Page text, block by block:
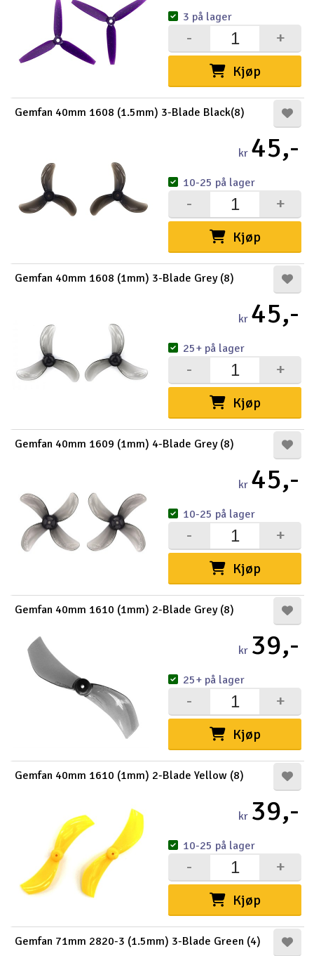
Kjøp
+
-
3 på lager
Gemfan 40mm 1608 (1.5mm) 3-Blade Black(8)
kr 45,-
Kjøp
+
-
10-25 på lager
Gemfan 40mm 1608 (1mm) 3-Blade Grey (8)
kr 45,-
Kjøp
+
-
25+ på lager
Gemfan 40mm 1609 (1mm) 4-Blade Grey (8)
kr 45,-
Kjøp
+
-
10-25 på lager
Gemfan 40mm 1610 (1mm) 2-Blade Grey (8)
kr 39,-
Kjøp
+
-
25+ på lager
Gemfan 40mm 1610 (1mm) 2-Blade Yellow (8)
kr 39,-
Kjøp
+
-
10-25 på lager
Gemfan 71mm 2820-3 (1.5mm) 3-Blade Green (4)